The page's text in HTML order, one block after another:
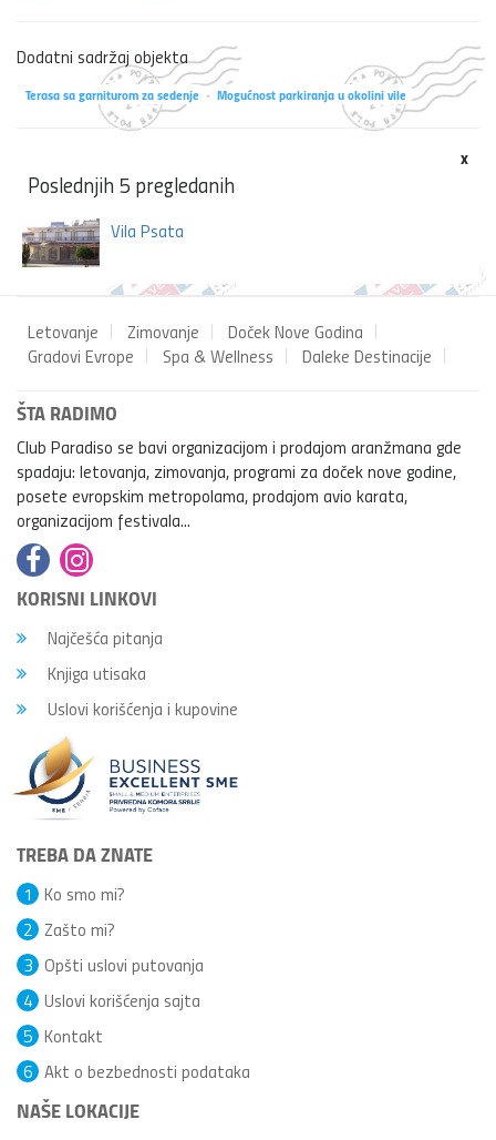
Dodatni sadržaj objekta
Terasa sa garniturom za sedenje Mogućnost parkiranja u okolini vile
x
Poslednjih 5 pregledanih
Vila Psata
Letovanje Zimovanje
Doček Nove Godina
Gradovi Evrope
Spa & Wellness Daleke Destinacije
ŠTA RADIMO
Club Paradiso se bavi organizacijom i prodajom aranžmana gde
spadaju: letovanja, zimovanja, programi za doček nove godine,
posete evropskim metropolama, prodajom avio karata,
organizacijom festivala...
KORISNI LINKOVI
Najčešća pitanja
Knjiga utisaka
Uslovi korišćenja i kupovine
TREBA DA ZNATE
Ko smo mi?
1
Zašto mi?
2
Opšti uslovi putovanja
3
Uslovi korišćenja sajta
4
Kontakt
5
Akt o bezbednosti podataka
6
NAŠE LOKACIJE